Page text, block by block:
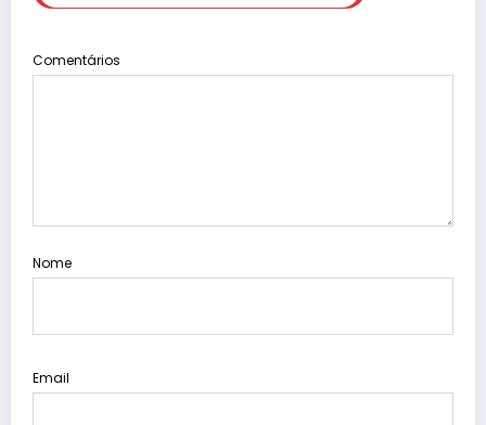
Comentários
Nome
Email